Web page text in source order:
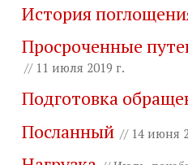
История
Просроченные
// 11 июля 2019 г.
Подготовка
Посланный // 14 июня